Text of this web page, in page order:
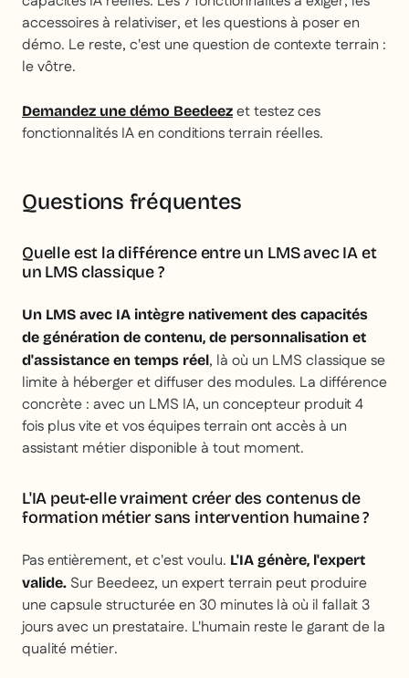
accessoires à relativiser, et les questions à poser en
démo. Le reste, c'est une question de contexte terrain :
le vôtre.
Demandez une démo Beedeez et testez ces
fonctionnalités IA en conditions terrain réelles.
Questions fréquentes
Quelle est la différence entre un LMS avec IA et
un LMS classique ?
Un LMS avec IA intègre nativement des capacités
de génération de contenu, de personnalisation et
d'assistance en temps réel, là où un LMS classique se
limite à héberger et diffuser des modules. La différence
concrète : avec un LMS IA, un concepteur produit 4
fois plus vite et vos équipes terrain ont accès à un
assistant métier disponible à tout moment.
L'IA peut-elle vraiment créer des contenus de
formation métier sans intervention humaine ?
Pas entièrement, et c'est voulu. L'IA génère, l'expert
valide. Sur Beedeez, un expert terrain peut produire
une capsule structurée en 30 minutes là où il fallait 3
jours avec un prestataire. L'humain reste le garant de la
qualité métier.